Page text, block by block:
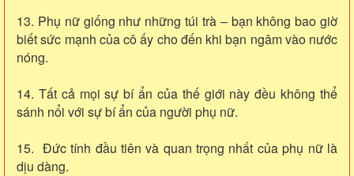
13. Phụ nữ giống như những túi trà – bạn không bao giờ
biết sức mạnh của cô ấy cho đến khi bạn ngâm vào nước
nóng.
14. Tất cả mọi sự bí ẩn của thế giới này đều không thể
sánh nổi với sự bí ẩn của người phụ nữ.
15. Ðức tính đầu tiên và quan trọng nhất của phụ nữ là
dịu dàng.